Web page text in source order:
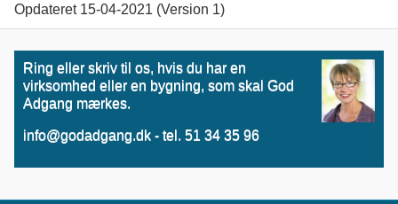
Opdateret 15-04-2021 (Version 1)
Ring eller skriv til os, hvis du har en
virksomhed eller en bygning, som skal God
Adgang mærkes.
info@godadgang.dk - tel. 51 34 35 96